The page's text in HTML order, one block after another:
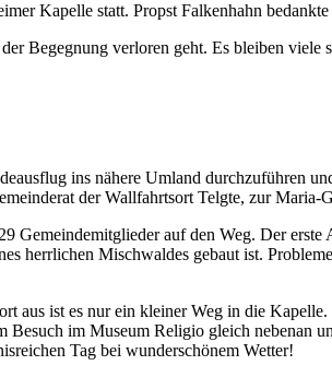
Kapelle statt. Propst Falkenhahn
Begegnung verloren geht. Es bleiben viele
ins nähere Umland durchzuführen
der Wallfahrtsort Telgte, zur Maria-
Gemeindemitglieder auf den Weg. Der
herrlichen Mischwaldes gebaut ist.
aus ist es nur ein kleiner Weg in die
im Museum Religio gleich nebenan
Tag bei wunderschönem Wetter!